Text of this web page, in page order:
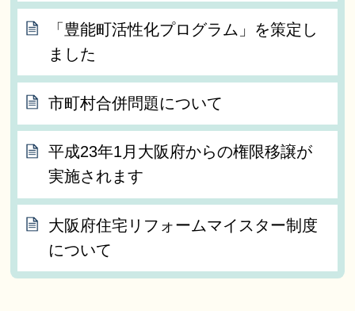
「豊能町活性化プログラム」を策定し
ました
市町村合併問題について
平成23年1月大阪府からの権限移譲が
実施されます
大阪府住宅リフォームマイスター制度
について